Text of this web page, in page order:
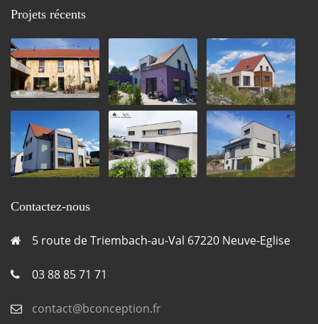
Projets récents
Contactez-nous
5 route de Triembach-au-Val 67220 Neuve-Eglise
03 88 85 71 71
contact@bconception.fr